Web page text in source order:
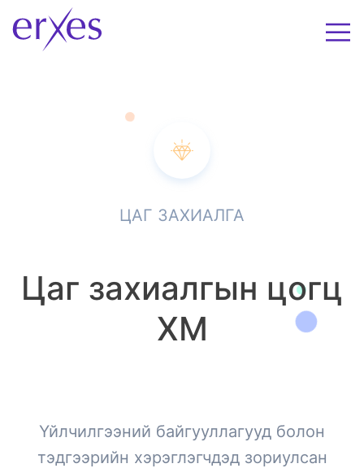
ЦАГ ЗАХИАЛГА
Цаг захиалгын цогц
XM
Үйлчилгээний байгууллагууд болон
тэдгээрийн хэрэглэгчдэд зориулсан